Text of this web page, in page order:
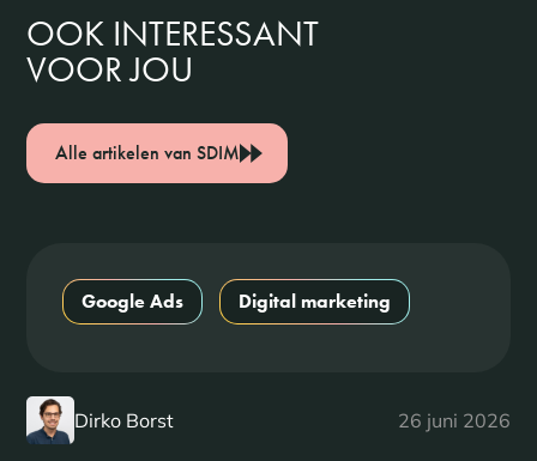
OOK INTERESSANT
VOOR JOU
Alle artikelen van SDIM
Google Ads Digital marketing
Dirko Borst 26 juni 2026